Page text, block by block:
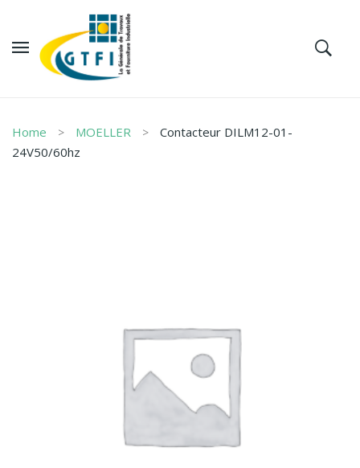
Home MOELLER
Contacteur DILM12-01-
24V50/60hz